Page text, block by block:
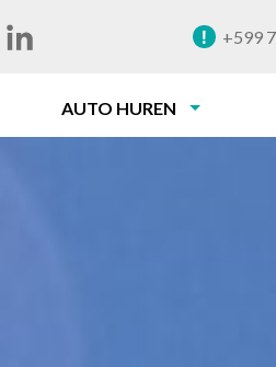
! +599
AUTO HUREN